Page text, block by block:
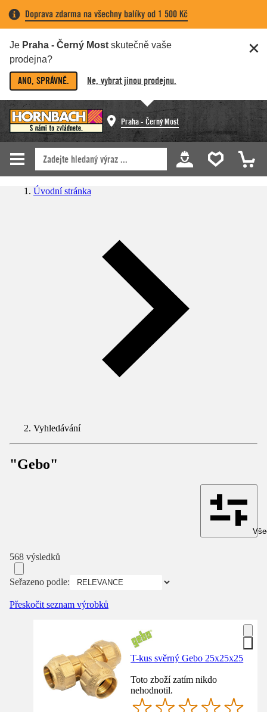
Doprava zdarma na všechny balíky od 1 500 Kč
Je Praha - Černý Most skutečně vaše
prodejna?
ANO, SPRÁVNĚ. Ne, vybrat jinou prodejnu.
Praha - Černý Most
Úvodní stránka
Vyhledávání
"Gebo"
568 výsledků
Seřazeno podle:
Přeskočit seznam výrobků
T-kus svěrný Gebo 25x25x25
Toto zboží zatím nikdo
nehodnotil.